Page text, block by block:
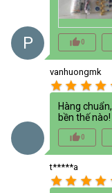
P thumb_up_alt0
vanhuongmk
star star star star
Hàng
bền thế
thumb_up_alt0
t*****a
star star star star